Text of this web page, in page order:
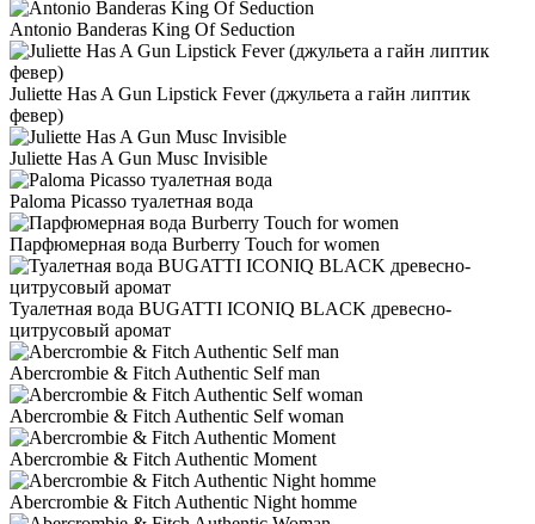
Antonio Banderas King Of Seduction
Juliette Has A Gun Lipstick Fever (джульета а гайн липтик
февер)
Juliette Has A Gun Musc Invisible
Paloma Picasso туалетная вода
Парфюмерная вода Burberry Touch for women
Туалетная вода BUGATTI ICONIQ BLACK древесно-
цитрусовый аромат
Abercrombie & Fitch Authentic Self man
Abercrombie & Fitch Authentic Self woman
Abercrombie & Fitch Authentic Moment
Abercrombie & Fitch Authentic Night homme